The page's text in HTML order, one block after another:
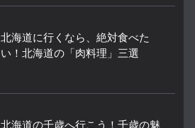
北海道に行くなら、絶対食べた
い！北海道の「肉料理」三選
北海道の千歳へ行こう！千歳の魅